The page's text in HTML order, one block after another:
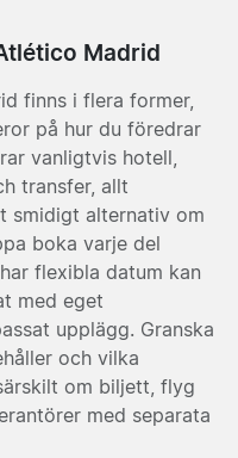
Madrid
finns i flera former,
på hur du föredrar
vanligtvis hotell,
transfer, allt
smidigt alternativ om
boka varje del
flexibla datum kan
med eget
upplägg. Granska
och vilka
om biljett, flyg
med separata